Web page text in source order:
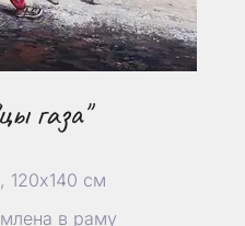
газа"
120х140 см
в раму